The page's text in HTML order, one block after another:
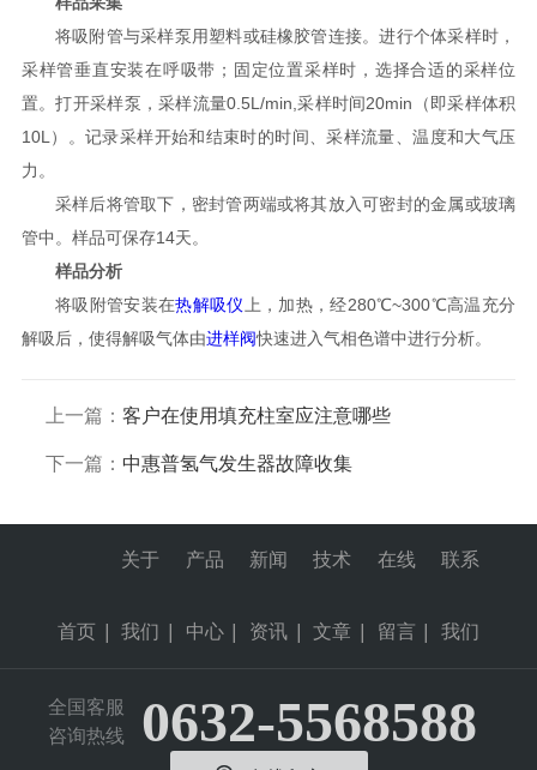
将吸附管与采样泵用塑料或硅橡胶管连接。进行个体采样时，
采样管垂直安装在呼吸带；固定位置采样时，选择合适的采样位
置。打开采样泵，采样流量0.5L/min,采样时间20min（即采样体积
10L）。记录采样开始和结束时的时间、采样流量、温度和大气压
力。
采样后将管取下，密封管两端或将其放入可密封的金属或玻璃
管中。样品可保存14天。
样品分析
将吸附管安装在热解吸仪 上，加热，经280℃~300℃高温充分
解吸后，使得解吸气体由进样阀快速进入气相色谱中进行分析。
上一篇： 客户在使用填充柱室应注意哪些
下一篇： 中惠普氢气发生器故障收集
首页
关于
我们
产品
中心
新闻
资讯
技术
文章
在线
留言
联系
我们
全国客服
咨询热线
0632-5568588